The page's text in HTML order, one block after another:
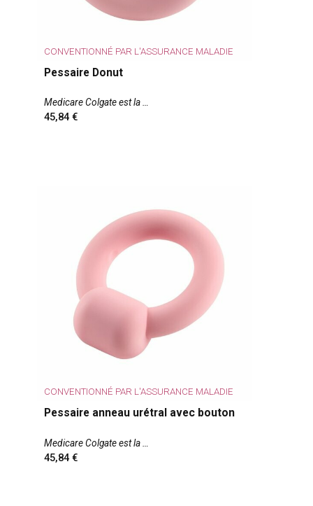
CONVENTIONNÉ PAR L'ASSURANCE MALADIE
Pessaire Donut
Medicare Colgate est la
45,84
CONVENTIONNÉ PAR L'ASSURANCE MALADIE
Pessaire anneau urétral avec bouton
Medicare Colgate est la
45,84